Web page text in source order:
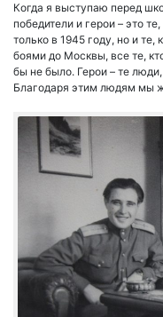
Когда я выступаю перед
победители и герои – это
только в 1945 году, но и те,
боями до Москвы, все те,
бы не было. Герои – те
Благодаря этим людям мы